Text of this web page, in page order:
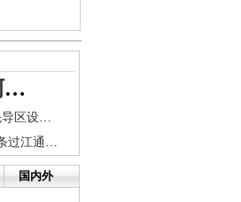
Twins香港红馆个唱结束 阿娇下月来长或表演侧手翻
沪昆高铁有望先导区设站 河西两年道路投资破150亿
长沙今年启建4条过江通道 打造低碳精品工程
国内外